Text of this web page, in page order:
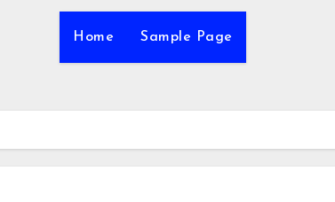
Home Sample Page